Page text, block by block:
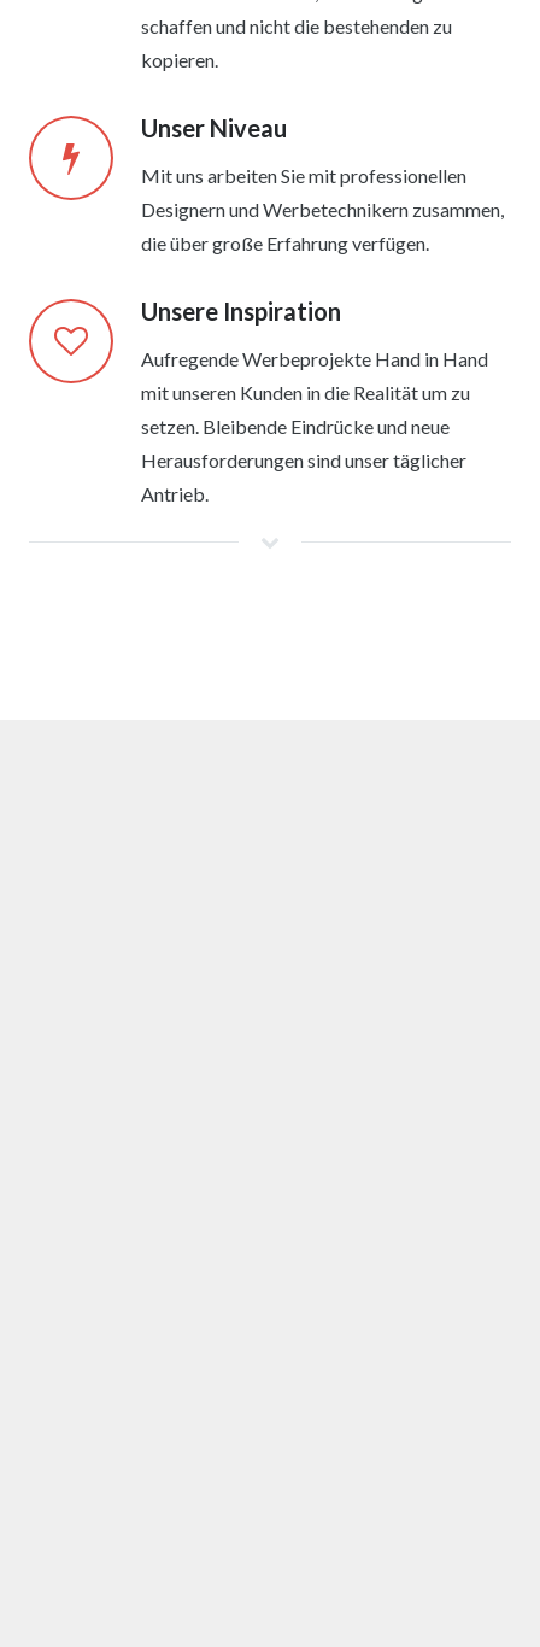
schaffen und nicht die bestehenden zu
kopieren.
Unser Niveau
Mit uns arbeiten Sie mit professionellen
Designern und Werbetechnikern zusammen,
die über große Erfahrung verfügen.
Unsere Inspiration
Aufregende Werbeprojekte Hand in Hand
mit unseren Kunden in die Realität um zu
setzen. Bleibende Eindrücke und neue
Herausforderungen sind unser täglicher
Antrieb.